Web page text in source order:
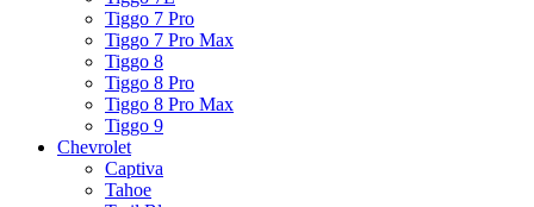
Tiggo 7 Pro
Tiggo 7 Pro Max
Tiggo 8
Tiggo 8 Pro
Tiggo 8 Pro Max
Tiggo 9
Chevrolet
Captiva
Tahoe